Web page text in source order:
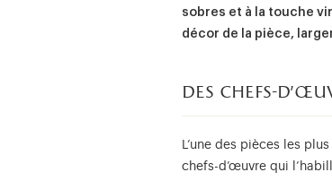
sobres et à la touche
décor de la pièce,
des chefs-
L’une des pièces les
chefs-d’œuvre qui